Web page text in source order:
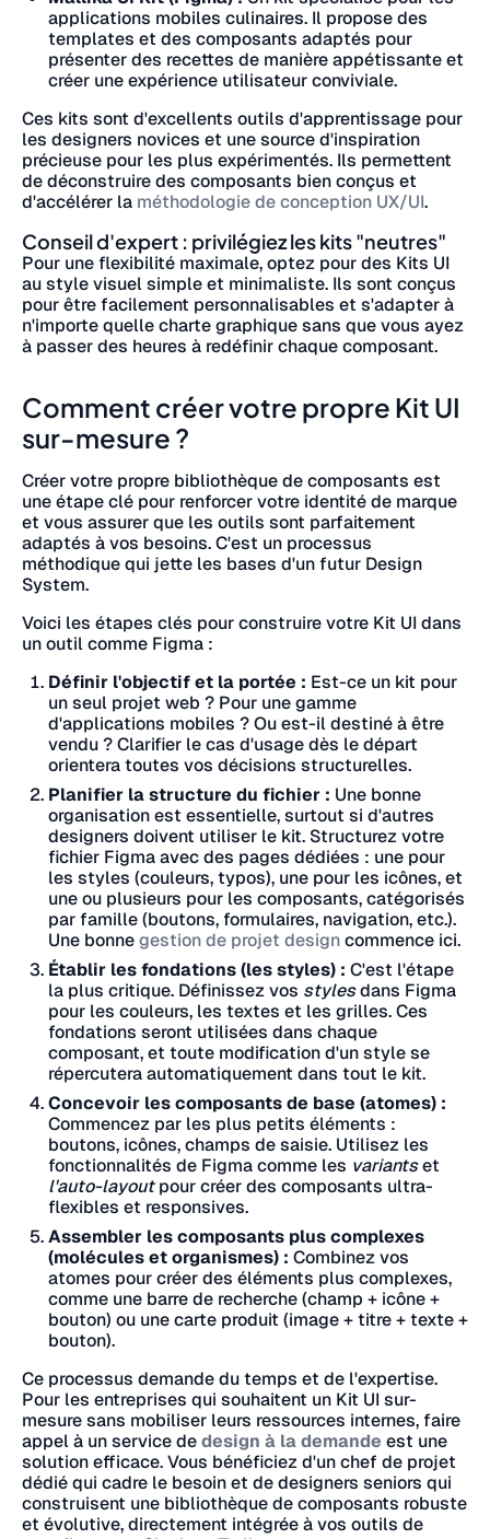
applications mobiles culinaires. Il propose des
templates et des composants adaptés pour
présenter des recettes de manière appétissante et
créer une expérience utilisateur conviviale.
Ces kits sont d'excellents outils d'apprentissage pour
les designers novices et une source d'inspiration
précieuse pour les plus expérimentés. Ils permettent
de déconstruire des composants bien conçus et
d'accélérer la méthodologie de conception UX/UI.
Conseil d'expert : privilégiez les kits "neutres"
Pour une flexibilité maximale, optez pour des Kits UI
au style visuel simple et minimaliste. Ils sont conçus
pour être facilement personnalisables et s'adapter à
n'importe quelle charte graphique sans que vous ayez
à passer des heures à redéfinir chaque composant.
Comment créer votre propre Kit UI
sur-mesure ?
Créer votre propre bibliothèque de composants est
une étape clé pour renforcer votre identité de marque
et vous assurer que les outils sont parfaitement
adaptés à vos besoins. C'est un processus
méthodique qui jette les bases d'un futur Design
System.
Voici les étapes clés pour construire votre Kit UI dans
un outil comme Figma :
Définir l'objectif et la portée : Est-ce un kit pour
un seul projet web ? Pour une gamme
d'applications mobiles ? Ou est-il destiné à être
vendu ? Clarifier le cas d'usage dès le départ
orientera toutes vos décisions structurelles.
Planifier la structure du fichier : Une bonne
organisation est essentielle, surtout si d'autres
designers doivent utiliser le kit. Structurez votre
fichier Figma avec des pages dédiées : une pour
les styles (couleurs, typos), une pour les icônes, et
une ou plusieurs pour les composants, catégorisés
par famille (boutons, formulaires, navigation, etc.).
Une bonnegestion de projet designcommence ici.
Établir les fondations (les styles) : C'est l'étape
la plus critique. Définissez vos stylesdans Figma
pour les couleurs, les textes et les grilles. Ces
fondations seront utilisées dans chaque
composant, et toute modification d'un style se
répercutera automatiquement dans tout le kit.
Concevoir les composants de base (atomes) :
Commencez par les plus petits éléments :
boutons, icônes, champs de saisie. Utilisez les
fonctionnalités de Figma comme les variantset
l'auto-layoutpour créer des composants ultra-
flexibles et responsives.
Assembler les composants plus complexes
(molécules et organismes) : Combinez vos
atomes pour créer des éléments plus complexes,
comme une barre de recherche (champ + icône +
bouton) ou une carte produit (image + titre + texte +
bouton).
Ce processus demande du temps et de l'expertise.
Pour les entreprises qui souhaitent un Kit UI sur-
mesure sans mobiliser leurs ressources internes, faire
appel à un service dedesign à la demande est une
solution efficace. Vous bénéficiez d'un chef de projet
dédié qui cadre le besoin et de designers seniors qui
construisent une bibliothèque de composants robuste
et évolutive, directement intégrée à vos outils de